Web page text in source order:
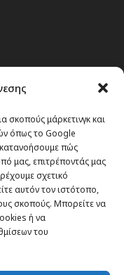
σκοπούς μάρκετινγκ και
όπως το Google
πώς
μας, επιτρέποντάς μας
σχετικό
αυτόν τον ιστότοπο,
σκοπούς. Μπορείτε να
ή να
του